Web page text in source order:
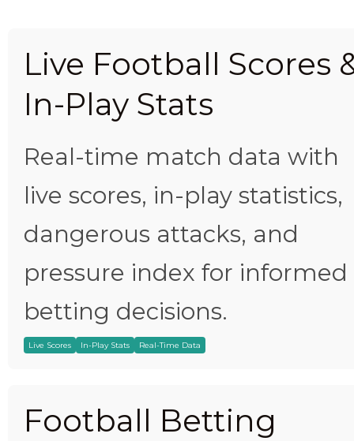
Live Football Scores
In-Play Stats
Real-time match data with
live scores, in-play statistics,
dangerous attacks, and
pressure index for informed
betting decisions.
Live Scores In-Play Stats Real-Time Data
Football Betting